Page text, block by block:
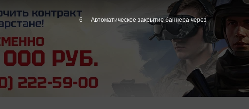
5 Автоматическое закрытие баннера через